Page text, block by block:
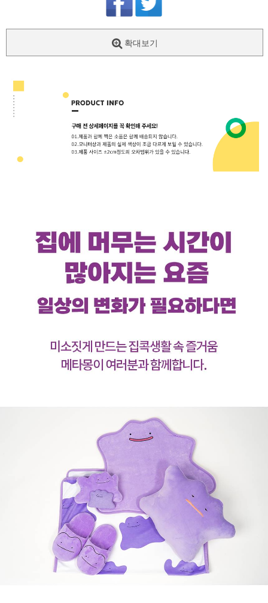
페이코 ID로
PAYCO 바로
확대보기